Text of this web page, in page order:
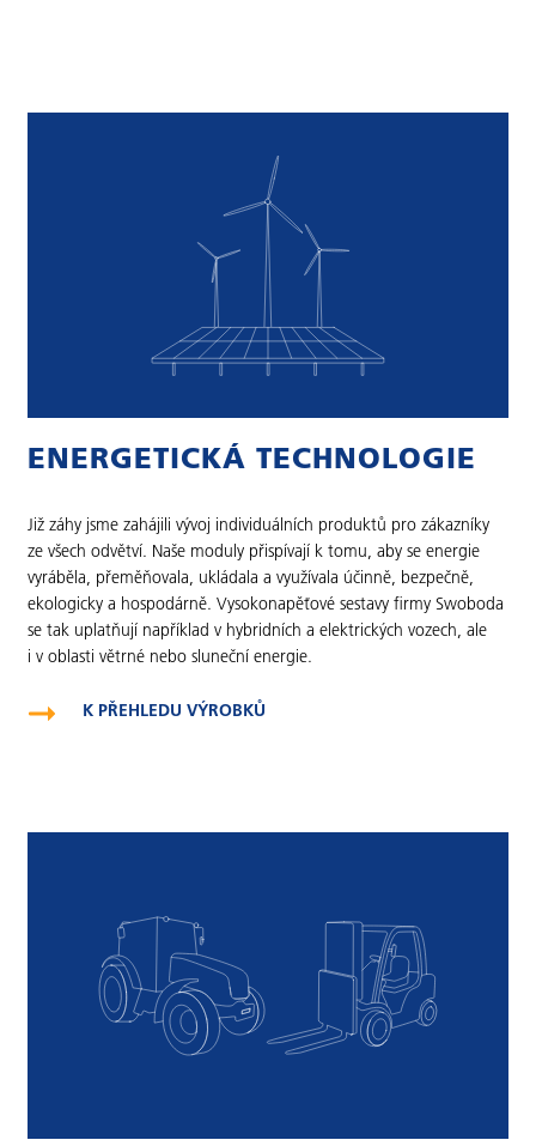
ENERGETICKÁ TECHNOLOGIE
Již záhy jsme zahájili vývoj individuálních produktů pro zákazníky
ze všech odvětví. Naše moduly přispívají k tomu, aby se energie
vyráběla, přeměňovala, ukládala a využívala účinně, bezpečně,
ekologicky a hospodárně. Vysokonapěťové sestavy firmy Swoboda
se tak uplatňují například v hybridních a elektrických vozech, ale
i v oblasti větrné nebo sluneční energie.
K PŘEHLEDU VÝROBKŮ